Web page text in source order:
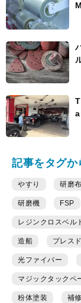
記事をタグか
やすり 研磨布
研磨機 FSP
レジンクロスベル
造船 プレス
光ファイバー
マジックタックペ
粉体塗装 補